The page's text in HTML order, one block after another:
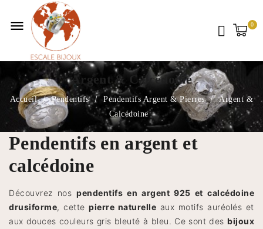
menu
Argent & Calcédoine
Accueil Pendentifs Pendentifs Argent & Pierres
Argent &
Calcédoine
Pendentifs en argent et
calcédoine
Découvrez nos pendentifs en argent 925 et calcédoine
drusiforme, cette pierre naturelle aux motifs auréolés et
aux douces couleurs gris bleuté à bleu. Ce sont des bijoux